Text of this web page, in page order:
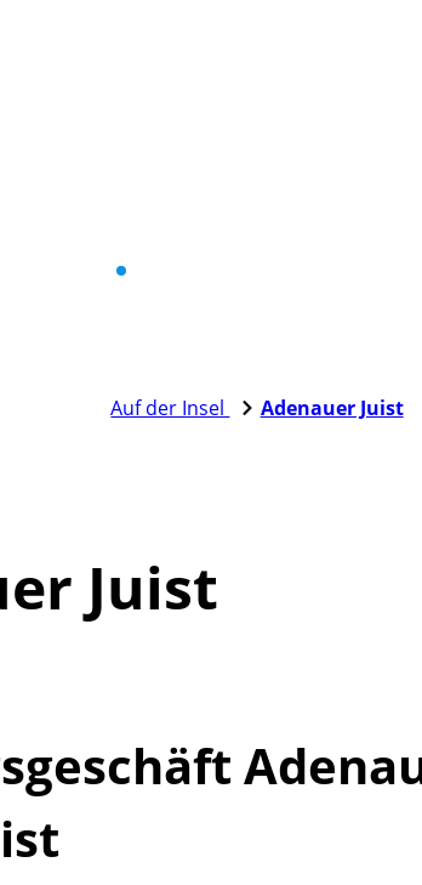
Auf der Insel Adenauer Juist
Juist